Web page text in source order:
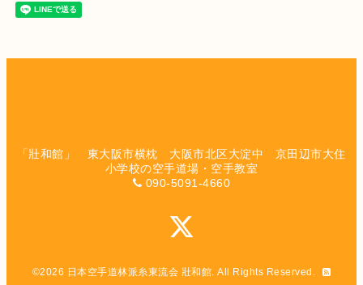
「壯和館」 東大阪市横枕 大阪市北区大淀中 京田辺市大住
小学校の空手道場・空手教室
090-5091-4660
©2026 日本空手道林派糸東流会 壯和館. All Rights Reserved.